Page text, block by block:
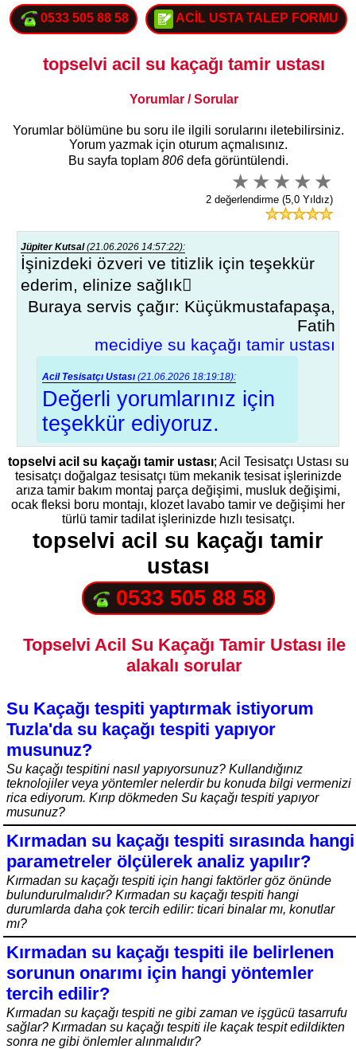
0533 505 88 58
ACİL USTA TALEP FORMU
topselvi acil su kaçağı tamir ustası
Yorumlar / Sorular
Yorumlar bölümüne bu soru ile ilgili sorularını iletebilirsiniz.
Yorum yazmak için oturum açmalısınız.
Bu sayfa toplam 806defa görüntülendi.
2 değerlendirme (5,0 Yıldız)
Jüpiter Kutsal(21.06.2026 14:57:22):
İşinizdeki özveri ve titizlik için teşekkür
ederim, elinize sağlık🏻
Buraya servis çağır: Küçükmustafapaşa,
Fatih
mecidiye su kaçağı tamir ustası
Acil Tesisatçı Ustası (21.06.2026 18:19:18):
Değerli yorumlarınız için
teşekkür ediyoruz.
topselvi acil su kaçağı tamir ustası; Acil Tesisatçı Ustası su
tesisatçı doğalgaz tesisatçı tüm mekanik tesisat işlerinizde
arıza tamir bakım montaj parça değişimi, musluk değişimi,
ocak fleksi boru montajı, klozet lavabo tamir ve değişimi her
türlü tamir tadilat işlerinizde hızlı tesisatçı.
topselvi acil su kaçağı tamir
ustası
0533 505 88 58
Topselvi Acil Su Kaçağı Tamir Ustası ile
alakalı sorular
Su Kaçağı tespiti yaptırmak istiyorum
Tuzla'da su kaçağı tespiti yapıyor
musunuz?
Su kaçağı tespitini nasıl yapıyorsunuz? Kullandığınız
teknolojiler veya yöntemler nelerdir bu konuda bilgi vermenizi
rica ediyorum. Kırıp dökmeden Su kaçağı tespiti yapıyor
musunuz?
Kırmadan su kaçağı tespiti sırasında hangi
parametreler ölçülerek analiz yapılır?
Kırmadan su kaçağı tespiti için hangi faktörler göz önünde
bulundurulmalıdır? Kırmadan su kaçağı tespiti hangi
durumlarda daha çok tercih edilir: ticari binalar mı, konutlar
mı?
Kırmadan su kaçağı tespiti ile belirlenen
sorunun onarımı için hangi yöntemler
tercih edilir?
Kırmadan su kaçağı tespiti ne gibi zaman ve işgücü tasarrufu
sağlar? Kırmadan su kaçağı tespiti ile kaçak tespit edildikten
sonra ne gibi önlemler alınmalıdır?